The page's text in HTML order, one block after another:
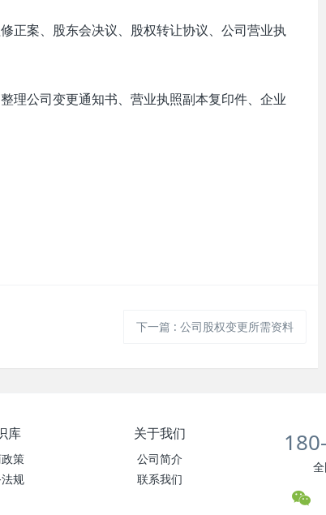
正案、股东会决议、股权转让协议、公司营业执
理公司变更通知书、营业执照副本复印件、企业
下一篇 :公司股权变更所需资料
库
策
规
关于我们
公司简介
联系我们